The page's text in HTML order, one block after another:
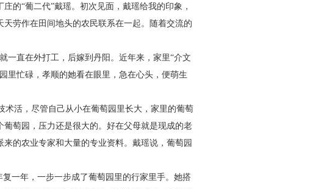
庄的“葡二代”戴瑶。初次见面，戴瑶给我的印象，
天劳作在田间地头的农民联系在一起。随着交流的
一直在外打工，后嫁到丹阳。近年来，家里“介文
里忙碌，孝顺的她看在眼里，急在心头，便萌生
术活，尽管自 己从小在葡萄园里长大，家里的葡萄
葡萄园，压力还是很大的。好在父母就是现成的老
来的农业专家和大量的专业资料。戴瑶说，葡萄园
复一年，一步一步成了葡萄园里的行家里手。她搭